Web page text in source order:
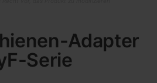
Adapter
Serie